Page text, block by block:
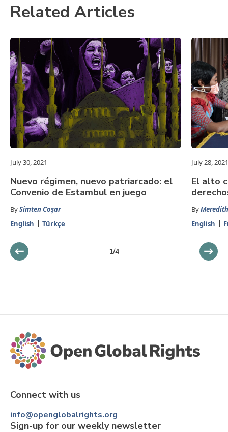
Related Articles
July 30, 2021
Nuevo régimen, nuevo patriarcado: el
Convenio de Estambul en juego
BySimten Coşar
English
Türkçe
July 28, 2021
El alto
By
English
1/4
Connect with us
info@openglobalrights.org
Sign-up for our weekly newsletter